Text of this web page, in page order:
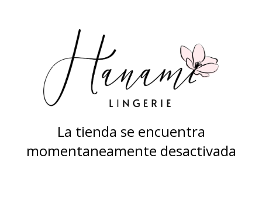
La tienda se encuentra
momentaneamente desactivada